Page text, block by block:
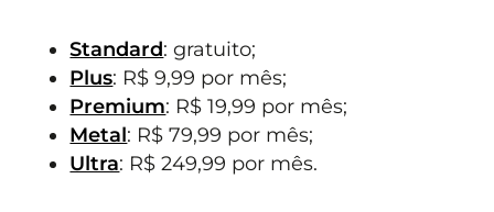
Standard: gratuito;
Plus: R$ 9,99 por mês;
Premium: R$ 19,99 por mês;
Metal: R$ 79,99 por mês;
Ultra: R$ 249,99 por mês.